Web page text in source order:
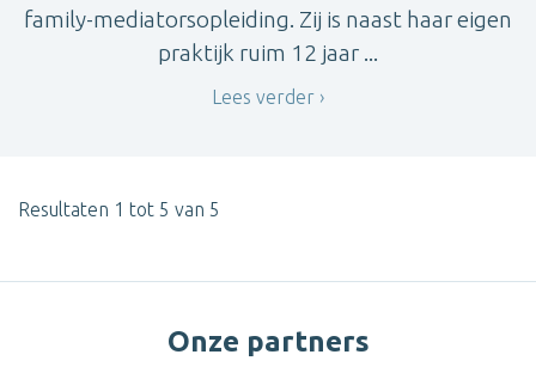
family-mediatorsopleiding. Zij is naast haar eigen
praktijk ruim 12 jaar ...
Lees verder
Resultaten 1 tot 5 van 5
Onze partners